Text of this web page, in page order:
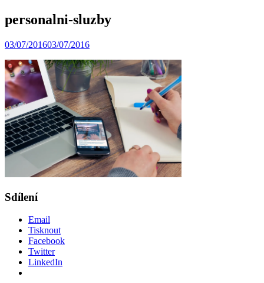
personalni-sluzby
03/07/201603/07/2016
Sdílení
Email
Tisknout
Facebook
Twitter
LinkedIn